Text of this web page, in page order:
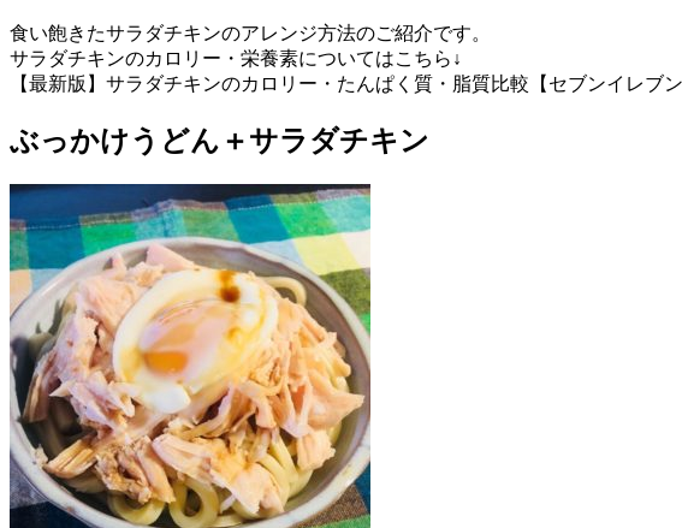
食い飽きたサラダチキンのアレンジ方法のご紹介です。
サラダチキンのカロリー・栄養素についてはこちら↓
【最新版】サラダチキンのカロリー・たんぱく質・脂質比較【セブンイレブ
ぶっかけうどん＋サラダチキン